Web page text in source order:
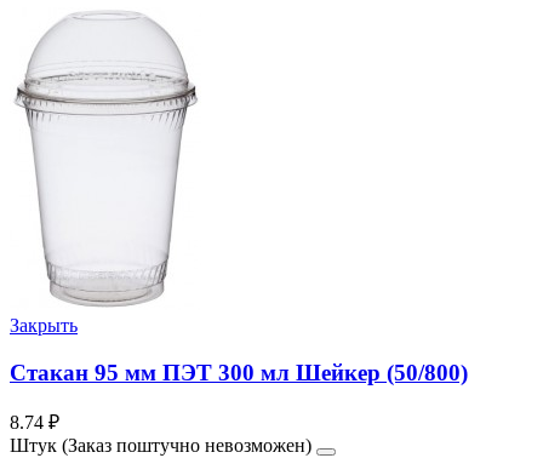
Закрыть
Стакан 95 мм ПЭТ 300 мл Шейкер (50/800)
8.74 ₽
Штук (Заказ поштучно невозможен)